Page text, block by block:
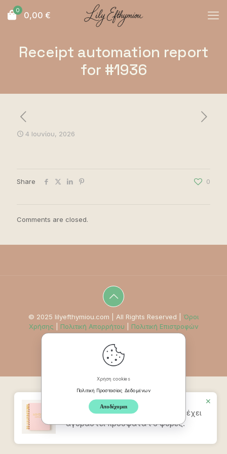
0 0,00 €
Receipt automation report
for #1936
4 Ιουνίου, 2026
Share 0
Comments are closed.
© 2025 lilyefthymiou.com | All Rights Reserved | Όροι
Χρήσης
Πολιτική Απορρήτου Πολιτική Επιστροφών
Χρήση cookies
Πολιτική Προστασίας Δεδομένων
Αποδέχομαι
ΠροϊονMindpad Wellness Journal
έχει
αγοραστεί πρόσφατα t 6 φορές.
✕